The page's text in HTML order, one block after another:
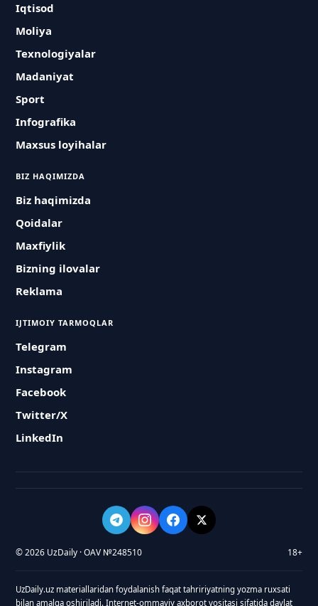
Iqtisod
Moliya
Texnologiyalar
Madaniyat
Sport
Infografika
Maxsus loyihalar
BIZ HAQIMIZDA
Biz haqimizda
Qoidalar
Maxfiylik
Bizning ilovalar
Reklama
IJTIMOIY TARMOQLAR
Telegram
Instagram
Facebook
Twitter/X
LinkedIn
© 2026 UzDaily · OAV №248510 18+
UzDaily.uz materiallaridan foydalanish faqat tahririyatning yozma ruxsati
bilan amalga oshiriladi. Internet-ommaviy axborot vositasi sifatida davlat